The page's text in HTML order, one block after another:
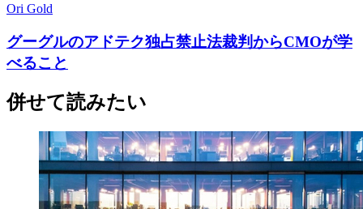
Ori Gold
グーグルのアドテク独占禁止法裁判からCMOが学
べること
併せて読みたい